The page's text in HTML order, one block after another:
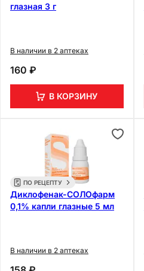
глазная 3 г
В наличии в 2 аптеках
160 ₽
В КОРЗИНУ
ПО РЕЦЕПТУ
Диклофенак-СОЛОфарм
0,1% капли глазные 5 мл
В наличии в 2 аптеках